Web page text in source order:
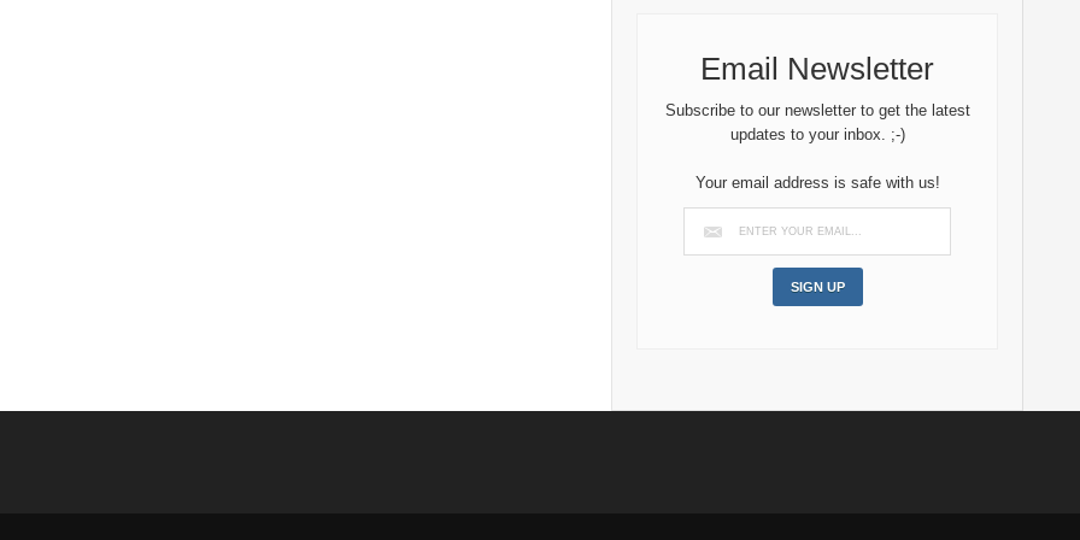
Email Newsletter
Subscribe to our newsletter to get the latest
updates to your inbox. ;-)
Your email address is safe with us!